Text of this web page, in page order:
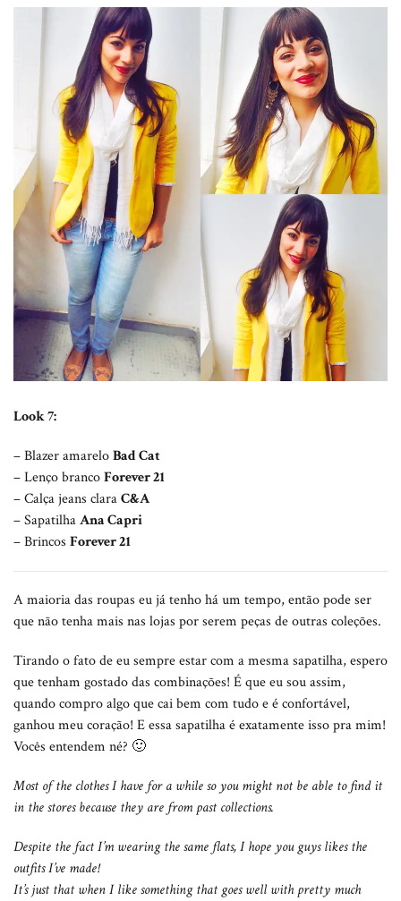
Look 7:
– Blazer amareloBad Cat
– Lenço brancoForever 21
– Calça jeans claraC&A
– SapatilhaAna Capri
– Brincos Forever 21
A maioria das roupas eu já tenho há um tempo, então pode ser
que não tenha mais nas lojas por serem peças de outras coleções.
Tirando o fato de eu sempre estar com a mesma sapatilha, espero
que tenham gostado das combinações! É que eu sou assim,
quando compro algo que cai bem com tudo e é confortável,
ganhou meu coração! E essa sapatilha é exatamente isso pra mim!
Vocês entendem né? 🙂
Most of the clothes I have for a while so you might not be able to find it
in the stores because they are from past collections.
Despite the fact I’m wearing the same flats, I hope you guys likes the
outfits I’ve made!
It’s just that when I like something that goes well with pretty much